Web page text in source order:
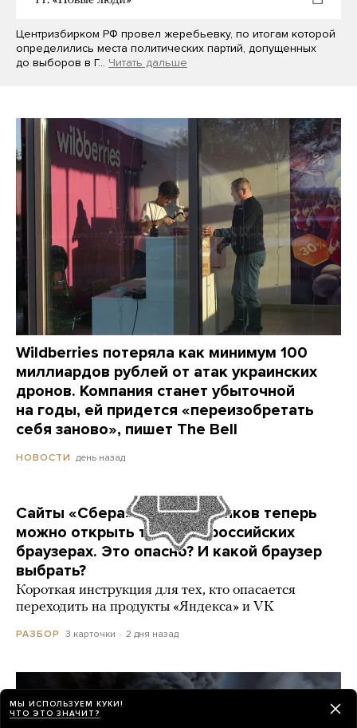
Центризбирком РФ провел жеребьевку, по итогам которой
определились места политических партий, допущенных
до выборов в Г… Читать дальше
Wildberries потеряла как минимум 100
миллиардов рублей от атак украинских
дронов. Компания станет убыточной
на годы, ей придется «переизобретать
себя заново», пишет The Bell
НОВОСТИ день назад
Сайты «Сбера» и других банков теперь
можно открыть только в российских
браузерах. Это опасно? И какой браузер
выбрать?
Короткая инструкция для тех, кто опасается
переходить на продукты «Яндекса» и VK
РАЗБОР 3 карточки 2 дня назад
МЫ ИСПОЛЬЗУЕМ КУКИ!
ЧТО ЭТО ЗНАЧИТ?